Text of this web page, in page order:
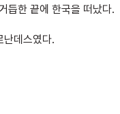
듭한 끝에 한국을 떠났다.
데스였다.